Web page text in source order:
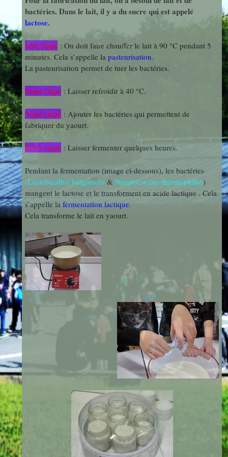
photos
et Linux
résidence
Découverte
Education
Projets
Interdisciplinaires
SVT
What's up
in room 50
Des Arts
Orientation
Voyages
indépendants
bactéries. Dans le lait, il y a du sucre qui est appelé
lactose.
1ere étape : On doit faire chauffer le lait à 90 °C pendant 5
minutes. Cela s’appelle lapasteurisation.
La pasteurisation permet de tuer les bactéries.
2eme étape : Laisser refroidir à 40 °C.
3eme étape : Ajouter les bactéries qui permettent de
fabriquer du yaourt.
4eme étape : Laisser fermenter quelques heures.
Pendant la fermentation (image ci-dessous), les bactéries
(Lactobacillus bulgaricus & Streptococcus thermophilus)
mangent le lactose et le transforment en acide lactique . Cela
s’appelle lafermentation lactique.
Cela transforme le lait en yaourt.